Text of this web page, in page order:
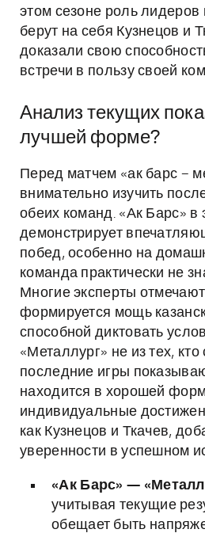
этом сезоне роль лидеров
берут на себя Кузнецов и
доказали свою
встречи в пользу своей
Анализ текущих
лучшей форме?
Перед матчем «ак барс –
внимательно изучить
обеих команд. «Ак Барс» в
демонстрирует
побед, особенно на
команда практически не
Многие эксперты
формируется мощь
способной диктовать
«Металлург» не из тех,
последние игры
находится в хорошей
индивидуальные
как Кузнецов и Ткачев,
уверенности в успешном
«Ак Барс» —
учитывая текущие
обещает быть